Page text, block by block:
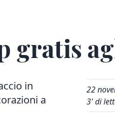
gratis
in
a
22
3' di